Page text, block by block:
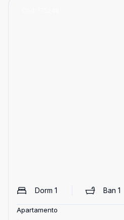
Dorm 1 Ban 1
Apartamento